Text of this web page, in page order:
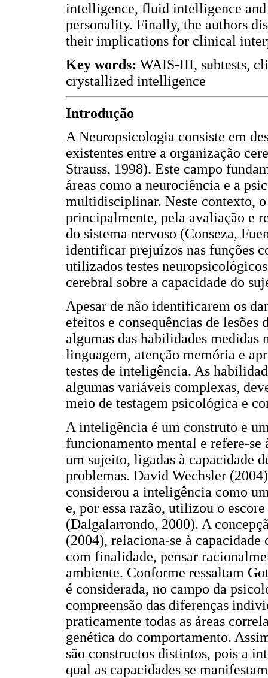
intelligence, fluid intelligence
personality. Finally, the authors
their implications for clinical
Key words: WAIS-III, subtests,
crystallized intelligence
Introdução
A Neuropsicologia consiste em
existentes entre a organização
Strauss, 1998). Este campo
áreas como a neurociência e a
multidisciplinar. Neste contexto,
principalmente, pela avaliação e
do sistema nervoso (Conseza,
identificar prejuízos nas funções
utilizados testes
cerebral sobre a capacidade do
Apesar de não identificarem os
efeitos e consequências de
algumas das habilidades medidas
linguagem, atenção memória e
testes de inteligência. As
algumas variáveis complexas,
meio de testagem psicológica e
A inteligência é um construto e
funcionamento mental e refere-
um sujeito, ligadas à capacidade
problemas. David Wechsler
considerou a inteligência como
e, por essa razão, utilizou o
(Dalgalarrondo, 2000). A
(2004), relaciona-se à
com finalidade, pensar
ambiente. Conforme ressaltam
é considerada, no campo da
compreensão das diferenças
praticamente todas as áreas
genética do comportamento.
são constructos distintos, pois a
qual as capacidades se